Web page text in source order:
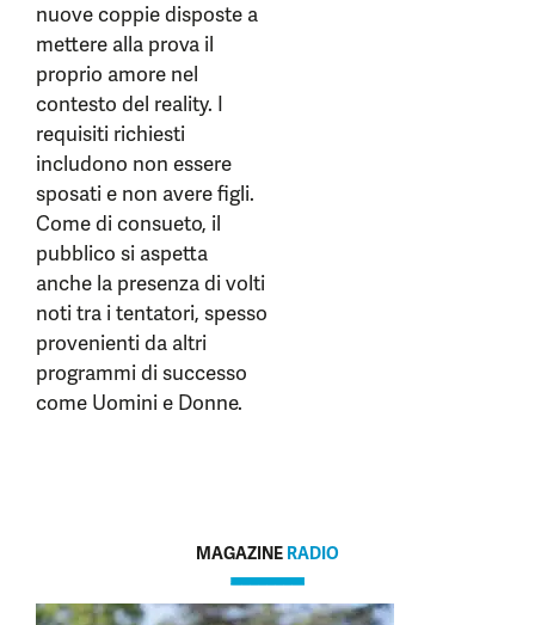
nuove coppie disposte a
mettere alla prova il
proprio amore nel
contesto del reality. I
requisiti richiesti
includono non essere
sposati e non avere figli.
Come di consueto, il
pubblico si aspetta
anche la presenza di volti
noti tra i tentatori, spesso
provenienti da altri
programmi di successo
come Uomini e Donne.
MAGAZINE RADIO